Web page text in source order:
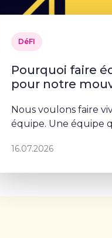
DéFI
Pourquoi faire
pour notre
Nous voulons faire
équipe. Une équipe
16.07.2026